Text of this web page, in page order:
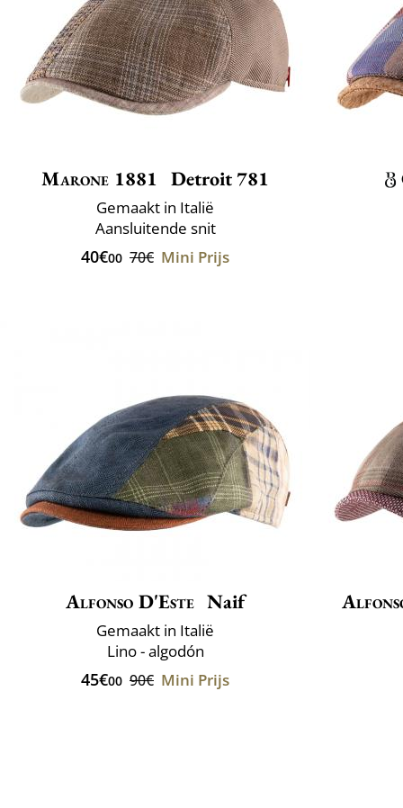
Marone 1881 Detroit 781
Gemaakt in Italië
Aansluitende snit
40€00 70€ Mini Prijs
Alfonso D'Este Naif
Gemaakt in Italië
Lino - algodón
45€00 90€ Mini Prijs